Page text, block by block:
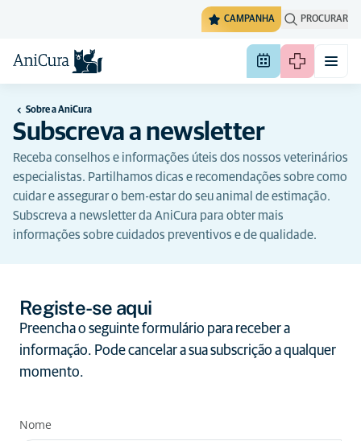
CAMPANHA PROCURAR
Sobre a AniCura
Subscreva a newsletter
Receba conselhos e informações úteis dos nossos veterinários
especialistas. Partilhamos dicas e recomendações sobre como
cuidar e assegurar o bem-estar do seu animal de estimação.
Subscreva a newsletter da AniCura para obter mais
informações sobre cuidados preventivos e de qualidade.
Registe-se aqui
Preencha o seguinte formulário para receber a
informação. Pode cancelar a sua subscrição a qualquer
momento.
Nome